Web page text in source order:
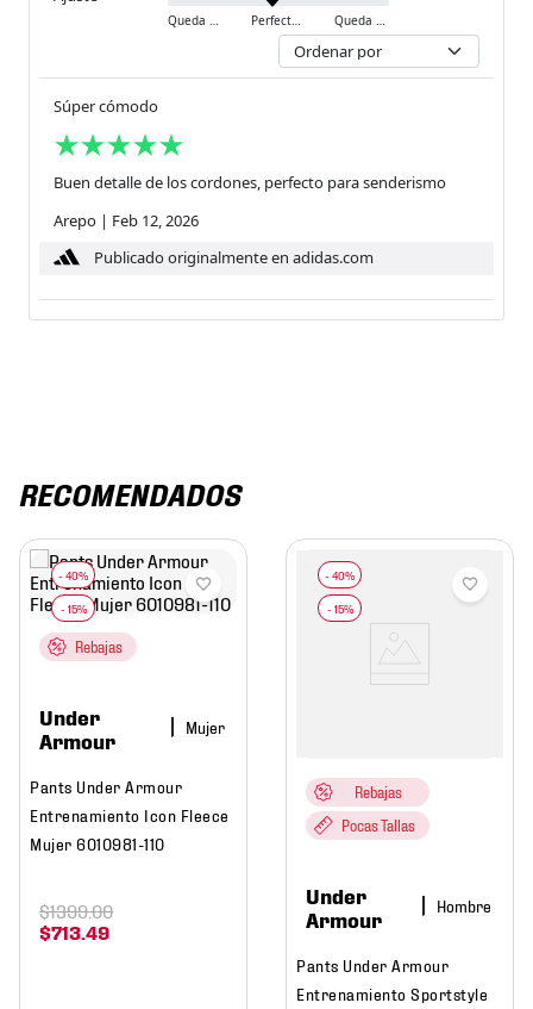
Queda ajustado Perfecto Queda holgado
Súper cómodo
Buen detalle de los cordones, perfecto para senderismo
Arepo | Feb 12, 2026
Publicado originalmente en adidas.com
RECOMENDADOS
Rebajas
Under
Armour
Mujer
Pants Under Armour
Entrenamiento Icon Fleece
Mujer 6010981-110
$713 49
$1399.00
Rebajas
Pocas Tallas
Under
Armour
Hombre
Pants Under Armour
Entrenamiento Sportstyle